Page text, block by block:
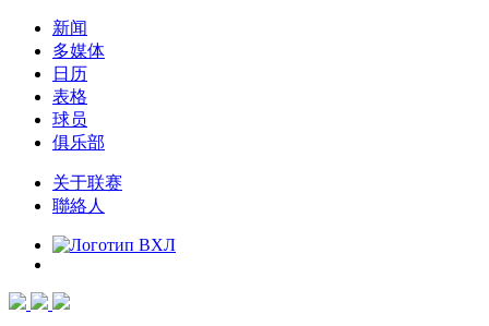
新闻
多媒体
日历
表格
球员
俱乐部
关于联赛
聯絡人